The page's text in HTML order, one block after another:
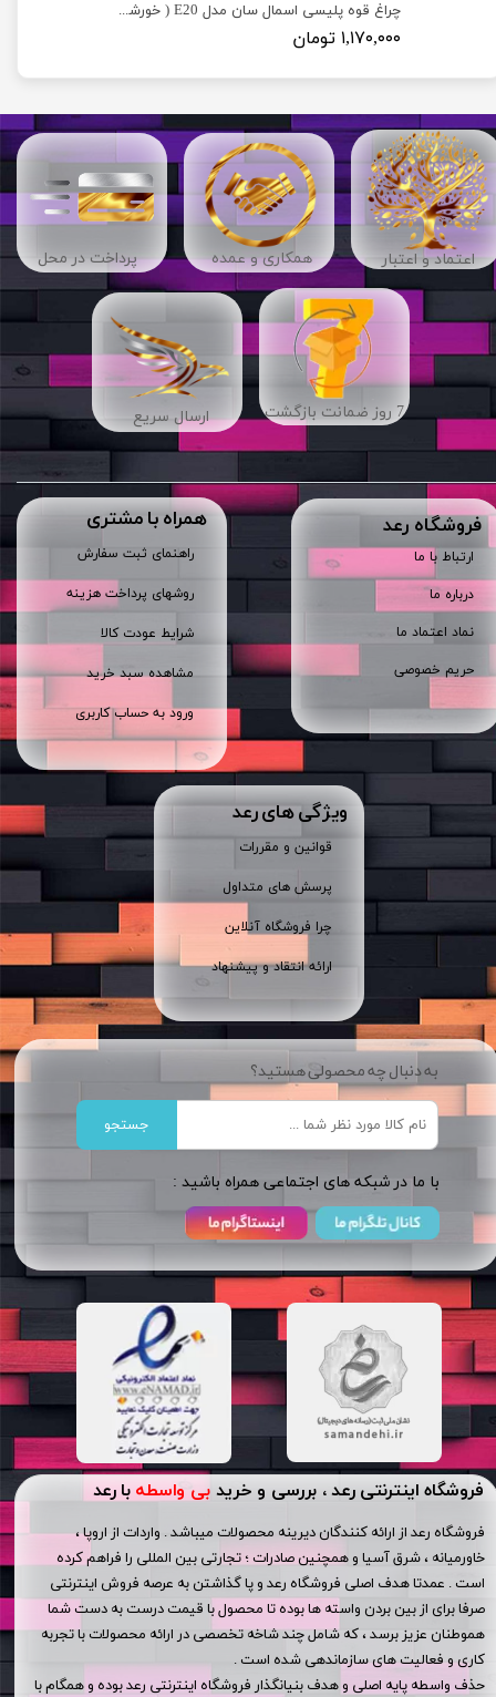
چراغ قوه پلیسی اسمال سان مدل E20 ( خورشید کوچک )
۱,۱۷۰,۰۰۰ تومان
فروشگاه اینترنتی رعد ، بررسی و خرید بی واسطه با رعد
فروشگاه رعد از ارائه کنندگان دیرینه محصولات میباشد . واردات از اروپا ،
خاورمیانه ، شرق آسیا و همچنین صادرات ؛ تجارتی بین المللی را فراهم کرده
است . عمدتا هدف اصلی فروشگاه رعد و پا گذاشتن به عرصه فروش اینترنتی
صرفا برای از بین بردن واسته ها بوده تا محصول با قیمت درست به دست شما
هموطنان عزیز برسد ، که شامل چند شاخه تخصصی در ارائه محصولات با تجربه
کاری و فعالیت های سازماندهی شده است .
حذف واسطه پایه اصلی و هدف بنیانگذار فروشگاه اینترنتی رعد بوده و همگام با
ارسال سریع
​فروشگاه رعد
ارتباط با ما
درباره ما
نماد اعتماد ما
حریم خصوصی
همراه با مشتری
راهنمای ثبت سفارش
روشهای پرداخت هزینه
شرایط عودت کالا
مشاهده سبد خرید
ورود به حساب کاربری
ویژگی های رعد
قوانین و مقررات
پرسش های متداول
چرا فروشگاه آنلاین
ارائه انتقاد و پیشنهاد
به دنبال چه محصولی هستید؟
جستجو
​​با ما در شبکه های اجتماعی همراه باشید :
اعتماد و اعتبار
7 روز ضمانت بازگشت
پرداخت در محل ​​همکاری و عمده